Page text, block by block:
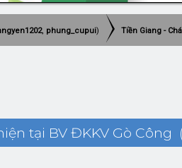
, phung_cupui) Tiền Giang -
tại BV ĐKKV Gò Công